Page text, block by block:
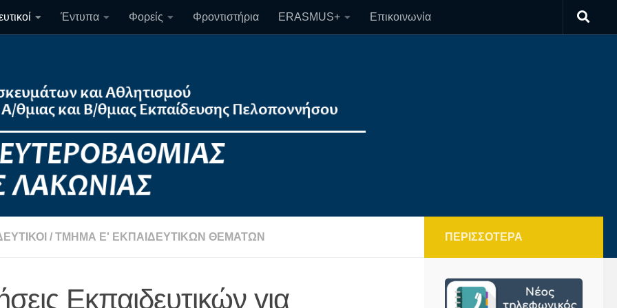
Έντυπα Φορείς Φροντιστήρια ERASMUS+ Επικοινωνία
/ ΤΜΉΜΑ Ε' ΕΚΠΑΙΔΕΥΤΙΚΏΝ ΘΕΜΆΤΩΝ
Εκπαιδευτικών για
ΠΕΡΙΣΣΌΤΕΡΑ